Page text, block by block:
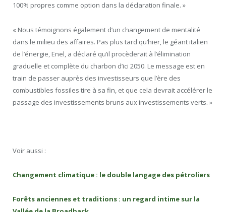
100% propres comme option dans la déclaration finale. »
« Nous témoignons également d’un changement de mentalité
dans le milieu des affaires. Pas plus tard qu’hier, le géant italien
de l’énergie, Enel, a déclaré qu’il procèderait à l’élimination
graduelle et complète du charbon d’ici 2050. Le message est en
train de passer auprès des investisseurs que l’ère des
combustibles fossiles tire à sa fin, et que cela devrait accélérer le
passage des investissements bruns aux investissements verts. »
Voir aussi :
Changement climatique : le double langage des pétroliers
Forêts anciennes et traditions : un regard intime sur la